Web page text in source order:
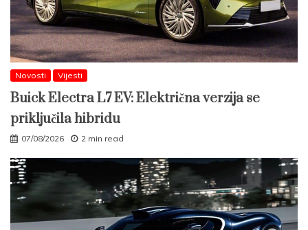
Novosti Vijesti
Buick Electra L7 EV: Električna verzija se
priključila hibridu
07/08/2026 2 min read